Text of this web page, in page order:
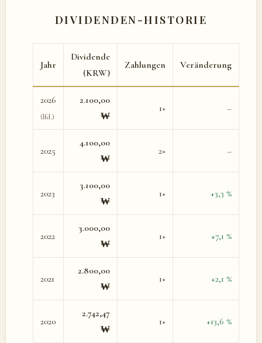
DIVIDENDEN-HISTORIE
Jahr
Dividende
(KRW)
Zahlungen Veränderung
2026
(lfd.)
2.100,00
₩
1× –
2025
4.100,00
₩
2× –
2023
3.100,00
₩
1× +3,3 %
2022
3.000,00
₩
1× +7,1 %
2021
2.800,00
₩
1× +2,1 %
2020
2.742,47
₩
1× +13,6 %